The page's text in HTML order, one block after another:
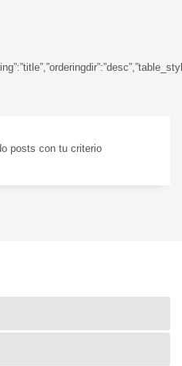
posts con tu criterio